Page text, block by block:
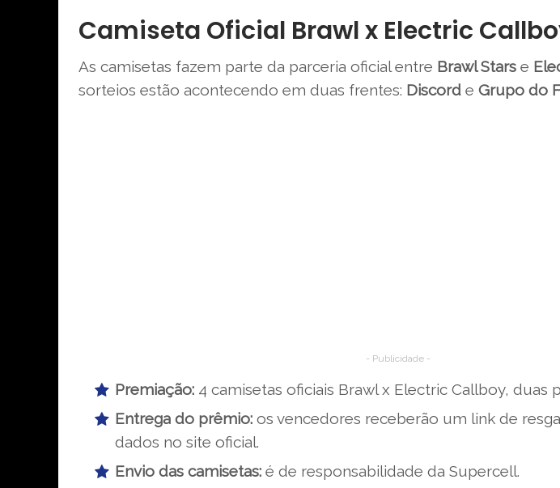
Camiseta Oficial Brawl x Electric
As camisetas fazem parte da parceria oficial entre Brawl Stars e
sorteios estão acontecendo em duas frentes: Discord e Grupo do
- Publicidade -
Premiação: 4 camisetas oficiais Brawl x Electric Callboy, duas
Entrega do prêmio: os vencedores receberão um link de
dados no site oficial.
Envio das camisetas: é de responsabilidade da Supercell.